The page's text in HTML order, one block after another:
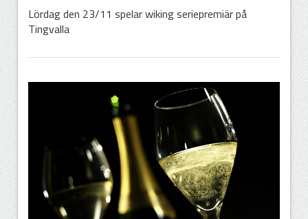
Lördag den 23/11 spelar wiking seriepremiär på
Tingvalla